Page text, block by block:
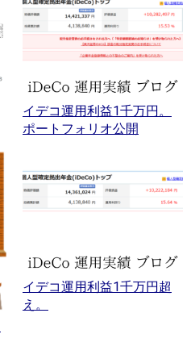
イデコ運用利益1千万円。
ポートフォリオ公開
イデコ運用利益1千万円超
え。